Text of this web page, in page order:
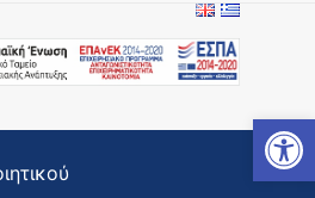
Open toolbar